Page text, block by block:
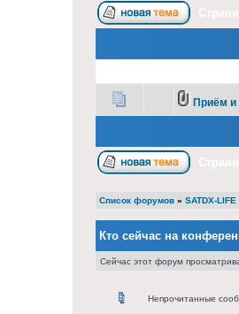
Приём и
Список форумов » SATDX-
Кто сейчас на
Сейчас этот форум
Непрочитанные